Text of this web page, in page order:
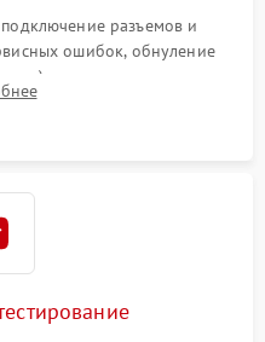
разъемов и
ошибок, обнуление
или узла переноса,
калибровка аппарата.